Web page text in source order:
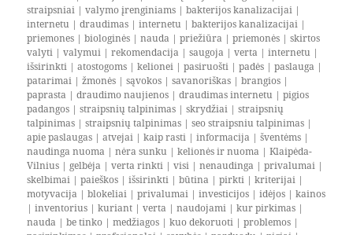
straipsniai |valymo įrenginiams |bakterijos kanalizacijai |
internetu |draudimas |internetu |bakterijos kanalizacijai |
priemones |biologinės |nauda |priežiūra |priemonės |skirtos
valyti |valymui |rekomendacija |saugoja |verta |internetu |
išsirinkti |atostogoms |kelionei |pasiruošti |padės |paslauga |
patarimai |žmonės |sąvokos |savanoriškas |brangios |
paprasta |draudimo naujienos |draudimas internetu |pigios
padangos |straipsnių talpinimas |skrydžiai |straipsnių
talpinimas |straipsnių talpinimas |seo straipsniu talpinimas |
apie paslaugas |atvejai |kaip rasti |informacija |šventėms |
naudinga nuoma |nėra sunku |kelionės ir nuoma |Klaipėda-
Vilnius | gelbėja |verta rinkti |visi |nenaudinga |privalumai |
skelbimai |paieškos |išsirinkti |būtina |pirkti |kriterijai |
motyvacija |blokeliai |privalumai |investicijos |idėjos |kainos
|inventorius |kuriant |verta |naudojami |kur pirkimas |
nauda |be tinko |medžiagos |kuo dekoruoti |problemos |